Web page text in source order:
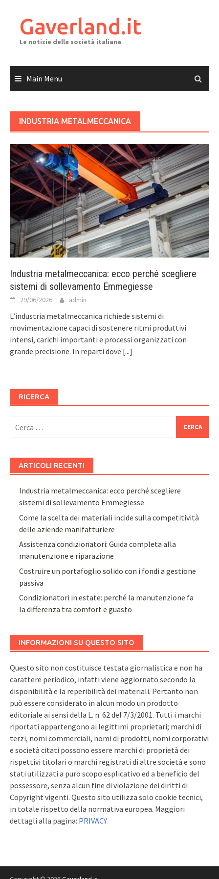
contentGaverland.it
Le notizie della società italiana
Main Menu
INDUSTRIA METALMECCANICA
Industria metalmeccanica: ecco perché scegliere
sistemi di sollevamento Emmegiesse
29/06/2026 admin
L’industria metalmeccanica richiede sistemi di
movimentazione capaci di sostenere ritmi produttivi
intensi, carichi importanti e processi organizzati con
grande precisione. In reparti dove [...]
RICERCA
per:
ARTICOLI RECENTI
Industria metalmeccanica: ecco perché scegliere
sistemi di sollevamento Emmegiesse
Come la scelta dei materiali incide sulla competitività
delle aziende manifatturiere
Assistenza condizionatori: Guida completa alla
manutenzione e riparazione
Costruire un portafoglio solido con i fondi a gestione
passiva
Condizionatori in estate: perché la manutenzione fa
la differenza tra comfort e guasto
INFORMAZIONI SU QUESTO SITO
Questo sito non costituisce testata giornalistica e non ha
carattere periodico, infatti viene aggiornato secondo la
disponibilità e la reperibilità dei materiali. Pertanto non
può essere considerato in alcun modo un prodotto
editoriale ai sensi della L. n. 62 del 7/3/2001. Tutti i marchi
riportati appartengono ai legittimi proprietari; marchi di
terzi, nomi commerciali, nomi di prodotti, nomi corporativi
e società citati possono essere marchi di proprietà dei
rispettivi titolari o marchi registrati di altre società e sono
stati utilizzati a puro scopo esplicativo ed a beneficio del
possessore, senza alcun fine di violazione dei diritti di
Copyright vigenti. Questo sito utilizza solo cookie tecnici,
in totale rispetto della normativa europea. Maggiori
dettagli alla pagina: PRIVACY